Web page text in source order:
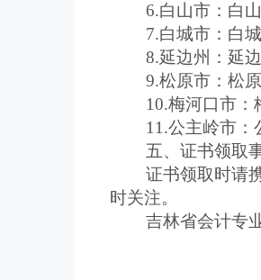
6.白山市：白山
7.白城市：白城
8.延边州：延边
9.松原市：松原市
10.梅河口市：梅
11.公主岭市：公
五、证书领取
证书领取时请携
时关注。
吉林省会计专业
吉林省